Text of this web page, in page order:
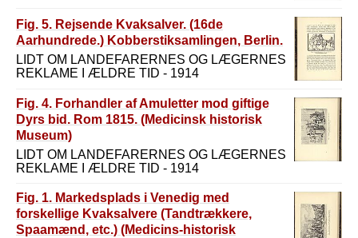
Fig. 5. Rejsende Kvaksalver. (16de
Aarhundrede.) Kobberstiksamlingen, Berlin.
LIDT OM LANDEFARERNES OG LÆGERNES
REKLAME I ÆLDRE TID - 1914
Fig. 4. Forhandler af Amuletter mod giftige
Dyrs bid. Rom 1815. (Medicinsk historisk
Museum)
LIDT OM LANDEFARERNES OG LÆGERNES
REKLAME I ÆLDRE TID - 1914
Fig. 1. Markedsplads i Venedig med
forskellige Kvaksalvere (Tandtrækkere,
Spaamænd, etc.) (Medicins-historisk